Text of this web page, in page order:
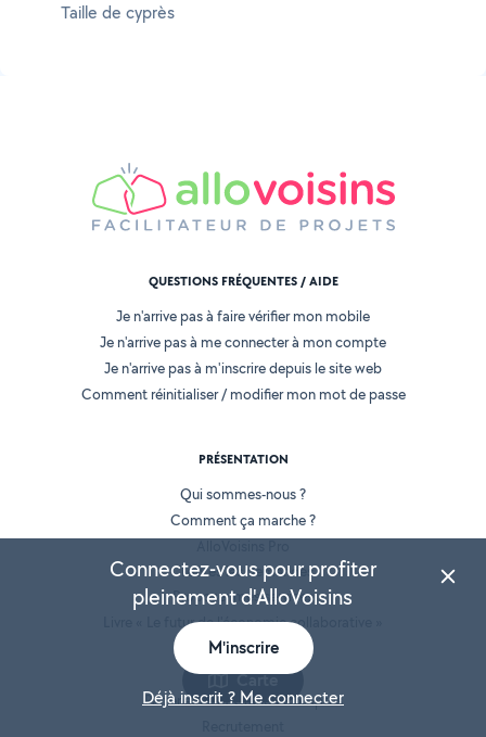
Taille de cyprès
Carte
QUESTIONS FRÉQUENTES / AIDE
Je n'arrive pas à faire vérifier mon mobile
Je n'arrive pas à me connecter à mon compte
Je n'arrive pas à m'inscrire depuis le site web
Comment réinitialiser / modifier mon mot de passe
PRÉSENTATION
Qui sommes-nous ?
Comment ça marche ?
Toutes les demandes
Proposer mes services
Livre « Le futur de l'économie collaborative »
AlloVoisins en France
Espace presse
Partenaires et Grands Comptes
Connectez-vous pour profiter
pleinement d'AlloVoisins
M'inscrire
Déjà inscrit ? Me connecter